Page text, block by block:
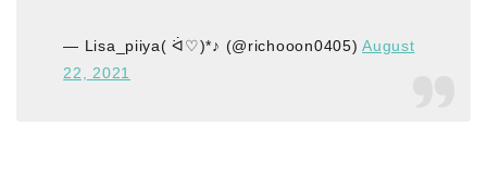
— Lisa_piiya( ᐛ♡)*♪ (@richooon0405)August
22, 2021